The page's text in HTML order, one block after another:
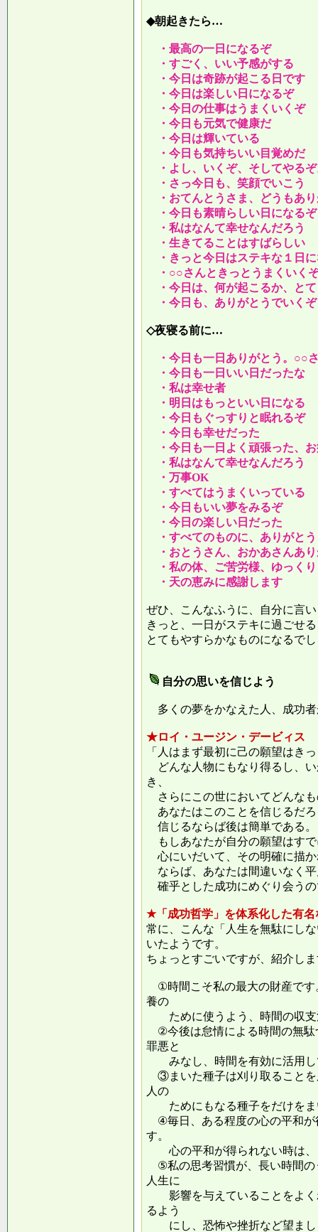
◆朝起きたら…
・最高の一日になるぞ
・すごく、いい予感がする
・今日は奇跡が起こる日です
・今日は楽しい日になるぞ
・今日の仕事はうまくいくぞ
・今日も元気で健康だ
・今日は輝いている
・今日も気持ちいい目覚めだ
・よし、いくぞ、そしてやる
・さっ今日も、笑顔でいこう
・おてんとうさま、どうもあ
・今日も素晴らしい日になるぞ
・私はなんて幸せなんだろう
・生きてることはすばらしい
・きっと今日はステキな１日
・○○さんときっとうまくいく
・今日は、何が起こるか、と
・今日も、ありがとうでいくぞ
◇夜寝る前に…
・今日も一日ありがとう。○○
・今日も一日いい日だったな
・私は幸せ者
・明日はもっといい日になる
・今日もぐっすりと眠れるぞ
・今日も幸せだった
・今日も一日よく頑張った、
・私はなんて幸せなんだろう
・万事OK
・すべてはうまくいっている
・今日もいい夢をみるぞ
・今日の楽しい日だった
・すべてのものに、ありがとう
・おとうさん、おかあさんあ
・私の体、ご苦労様、ゆっく
・天の恵みに感謝します
ぜひ、こんなふうに、自分に言
きっと、一日がステキに過ごせ
とてもやすらかなものになるで
自分の思いを信じよう
多くの夢をかなえた人、成功
★ロイ・ユージン・デービィス
「人はまず最初に己の願望はき
どんな人物にもなり得るし、
き、
さらにこの世においてどんな
あなたはこのことを信じるだ
信じるならば後は簡単である。
もしあなたが自分の願望はす
心にいだいて、その明確に描
ならば、あなたは間違いなく
確乎とした成功にめぐり会う
★「成功哲学」を体系化した有
常に、こんな「人生を無駄にし
いたようです。
ちょっとすごいですが、紹介し
①時間こそ私の最大の財産です
養の
ために使うよう、時間の収支
②今後は怠情による時間の無駄
罪悪と
みなし、時間を有効に活用し
③まいた種子は刈り取ることを
人の
ためにもなる種子をだけをま
④毎日、ある程度の心の平和が
す。
心の平和が得られない時は、
⑤私の思考習慣が、長い時間の
人生に
影響を与えていることをよく
るよう
にし、恐怖や挫折など望まし